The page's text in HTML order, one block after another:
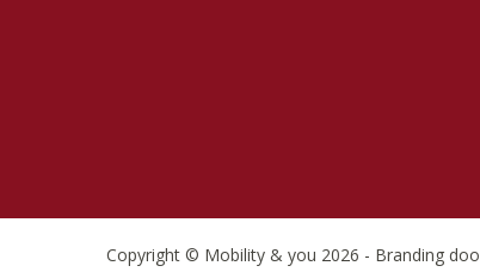
Copyright © Mobility & you 2026 - Branding